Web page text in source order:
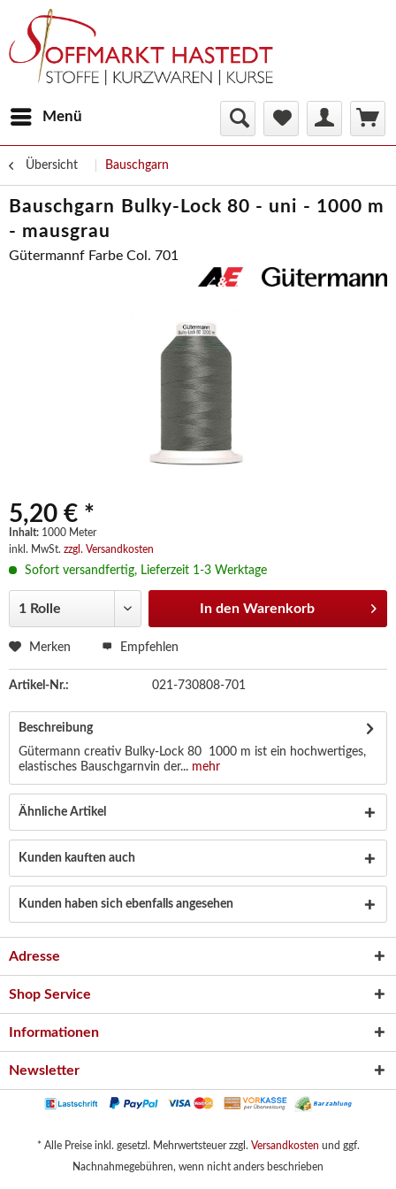
Menü
Übersicht Bauschgarn
Bauschgarn Bulky-Lock 80 - uni - 1000 m
- mausgrau
Gütermannf Farbe Col. 701
5,20 € *
Inhalt: 1000 Meter
inkl. MwSt. zzgl. Versandkosten
Sofort versandfertig, Lieferzeit 1-3 Werktage
In den Warenkorb
Merken Empfehlen
Artikel-Nr.: 021-730808-701
Beschreibung
Gütermann creativ Bulky-Lock 80 1000 m ist ein hochwertiges,
elastisches Bauschgarnvin der... mehr
Ähnliche Artikel
Kunden kauften auch
Kunden haben sich ebenfalls angesehen
Adresse
Shop Service
Informationen
Newsletter
* Alle Preise inkl. gesetzl. Mehrwertsteuer zzgl. Versandkosten und ggf.
Nachnahmegebühren, wenn nicht anders beschrieben